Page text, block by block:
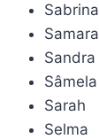
Sabrina
Samara
Sandra
Sâmela
Sarah
Selma